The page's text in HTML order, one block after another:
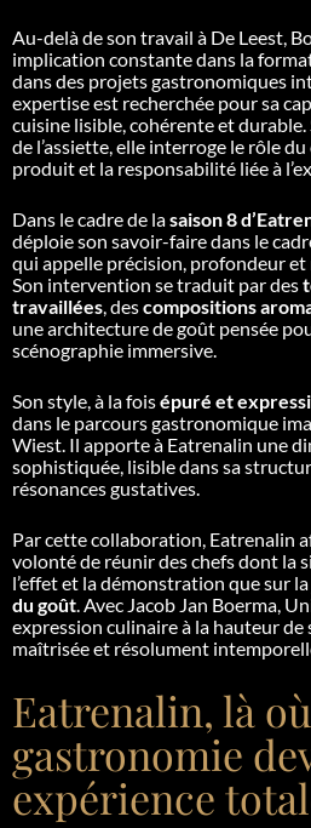
Au-delà de son travail à De Leest,
implication constante dans la
dans des projets gastronomiques
expertise est recherchée pour sa
cuisine lisible, cohérente et durable.
de l’assiette, elle interroge le rôle
produit et la responsabilité liée à
Dans le cadre de lasaison 8
déploie son savoir-faire dans le
qui appelle précision, profondeur
Son intervention se traduit par des
travaillées, descompositions
une architecture de goût pensée
scénographie immersive.
Son style, à la foisépuré et
dans le parcours gastronomique
Wiest. Il apporte à Eatrenalin une
sophistiquée, lisible dans sa
résonances gustatives.
Par cette collaboration, Eatrenalin
volonté de réunir des chefs dont la
l’effet et la démonstration que sur la
du goût. Avec Jacob Jan Boerma,
expression culinaire à la hauteur
maîtrisée et résolument
Eatrenalin, là
gastronomie
expérience